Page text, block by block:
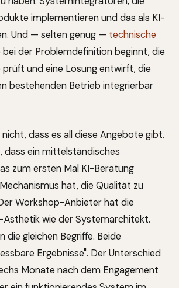
implementieren und das als KI-
Und — selten genug — technische
bei der Problemdefinition beginnt, die
und eine Lösung entwirft, die
bestehenden Betrieb integrierbar
dass es all diese Angebote gibt.
dass ein mittelständisches
zum ersten Mal KI-Beratung
hat, die Qualität zu
Workshop-Anbieter hat die
Ästhetik wie der Systemarchitekt.
die gleichen Begriffe. Beide
Ergebnisse". Der Unterschied
Monate nach dem Engagement